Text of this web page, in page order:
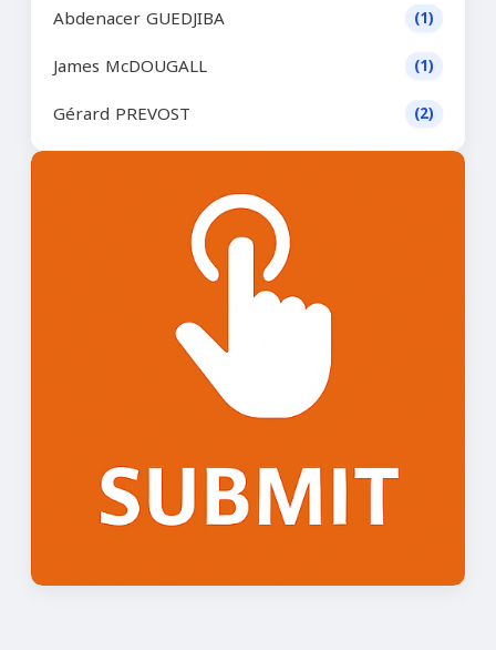
Abdenacer GUEDJIBA (1)
James McDOUGALL (1)
Gérard PREVOST (2)